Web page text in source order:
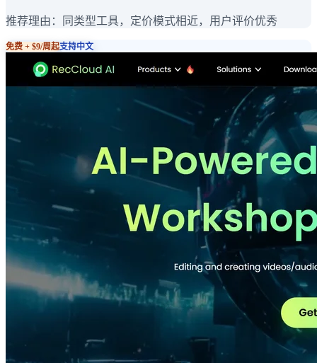
推荐理由： 同类型工具，定价模式相近，用户评价优秀
免费 + $9/周起支持中文